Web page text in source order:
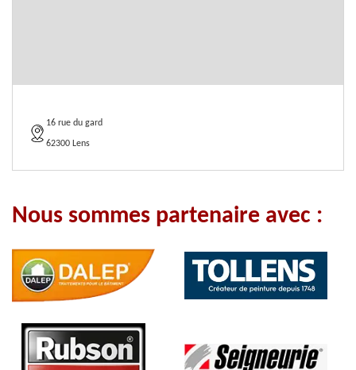
16 rue du gard
62300 Lens
Nous sommes partenaire avec :